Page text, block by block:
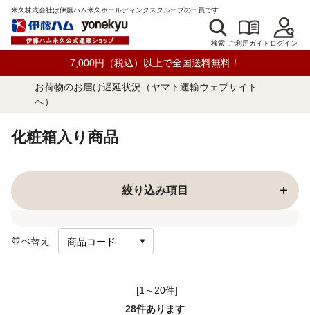
米久株式会社は伊藤ハム米久ホールディングスグループの一員です
検索 ご利用ガイドログイン
7,000円（税込）以上で全国送料無料！
お荷物のお届け遅延状況（ヤマト運輸ウェブサイト
へ）
化粧箱入り商品
絞り込み項目
並べ替え
[1～20件]
28件あります